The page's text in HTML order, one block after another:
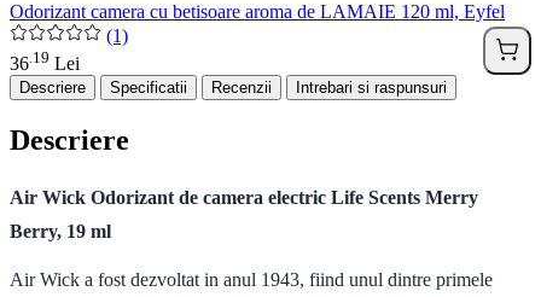
Odorizant camera cu betisoare aroma de LAMAIE 120 ml, Eyfel
(1)
36 19 Lei
Descriere Specificatii Recenzii Intrebari si raspunsuri
Descriere
Air Wick Odorizant de camera electric Life Scents Merry
Berry, 19 ml
Air Wick a fost dezvoltat in anul 1943, fiind unul dintre primele